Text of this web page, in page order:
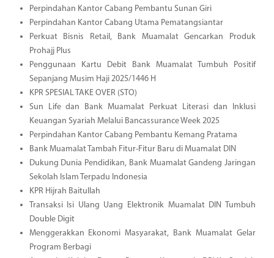
Perpindahan Kantor Cabang Pembantu Sunan Giri
Perpindahan Kantor Cabang Utama Pematangsiantar
Perkuat Bisnis Retail, Bank Muamalat Gencarkan Produk
Prohajj Plus
Penggunaan Kartu Debit Bank Muamalat Tumbuh Positif
Sepanjang Musim Haji 2025/1446 H
KPR SPESIAL TAKE OVER (STO)
Sun Life dan Bank Muamalat Perkuat Literasi dan Inklusi
Keuangan Syariah Melalui Bancassurance Week 2025
Perpindahan Kantor Cabang Pembantu Kemang Pratama
Bank Muamalat Tambah Fitur-Fitur Baru di Muamalat DIN
Dukung Dunia Pendidikan, Bank Muamalat Gandeng Jaringan
Sekolah Islam Terpadu Indonesia
KPR Hijrah Baitullah
Transaksi Isi Ulang Uang Elektronik Muamalat DIN Tumbuh
Double Digit
Menggerakkan Ekonomi Masyarakat, Bank Muamalat Gelar
Program Berbagi